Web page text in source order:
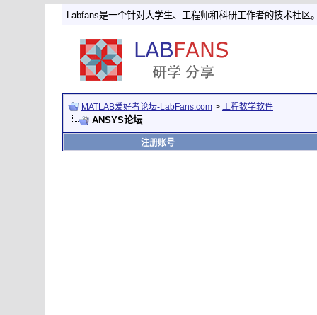
Labfans是一个针对大学生、工程师和科研工作者的技术社区
MATLAB爱好者论坛-LabFans.com > 工程数学软件
ANSYS论坛
注册账号